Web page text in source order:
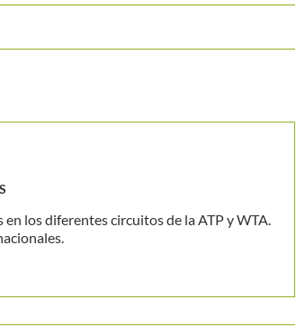
los diferentes circuitos de la ATP y WTA.